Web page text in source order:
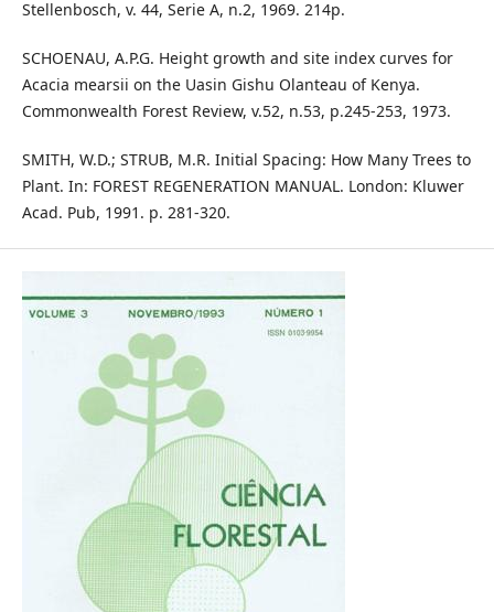
Stellenbosch, v. 44, Serie A, n.2, 1969. 214p.
SCHOENAU, A.P.G. Height growth and site index curves for
Acacia mearsii on the Uasin Gishu Olanteau of Kenya.
Commonwealth Forest Review, v.52, n.53, p.245-253, 1973.
SMITH, W.D.; STRUB, M.R. Initial Spacing: How Many Trees to
Plant. In: FOREST REGENERATION MANUAL. London: Kluwer
Acad. Pub, 1991. p. 281-320.